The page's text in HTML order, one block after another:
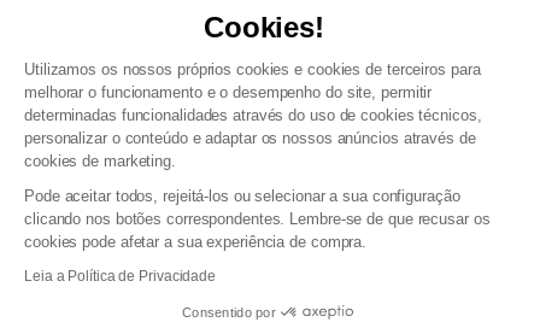
Cookies!
Utilizamos os nossos próprios cookies e cookies de terceiros para
melhorar o funcionamento e o desempenho do site, permitir
determinadas funcionalidades através do uso de cookies técnicos,
personalizar o conteúdo e adaptar os nossos anúncios através de
cookies de marketing.
Pode aceitar todos, rejeitá-los ou selecionar a sua configuração
clicando nos botões correspondentes. Lembre-se de que recusar os
cookies pode afetar a sua experiência de compra.
Leia a Política de Privacidade
Consentido por
Termos e Condições Gerais de Venda e Aviso Legal
Gestão de dados pessoais e política de cookies
Termos e condições gerais de venda pro
Declaração de Acessibilidade